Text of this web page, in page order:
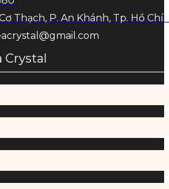
Thạch, P. An Khánh, Tp. Hồ Chí
Crystal